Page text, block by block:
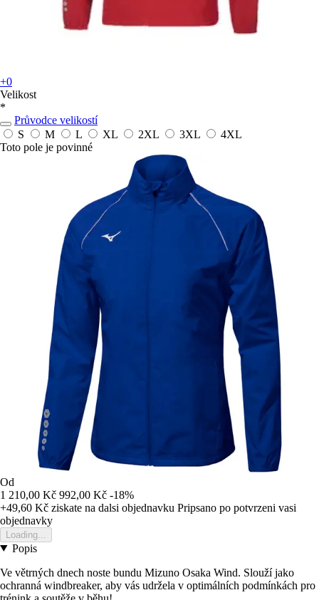
+0
Velikost
*
Průvodce velikostí
S
M L XL 2XL 3XL
4XL
Toto pole je povinné
Od
1 210,00 Kč 992,00 Kč -18%
+49,60 Kč ziskate na dalsi objednavku Pripsano po potvrzeni vasi
objednavky
Loading...
Popis
Ve větrných dnech noste bundu Mizuno Osaka Wind. Slouží jako
ochranná windbreaker, aby vás udržela v optimálních podmínkách pro